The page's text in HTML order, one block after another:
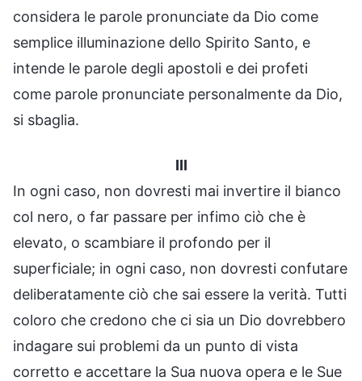
considera le parole pronunciate da Dio come
semplice illuminazione dello Spirito Santo, e
intende le parole degli apostoli e dei profeti
come parole pronunciate personalmente da Dio,
si sbaglia.
III
In ogni caso, non dovresti mai invertire il bianco
col nero, o far passare per infimo ciò che è
elevato, o scambiare il profondo per il
superficiale; in ogni caso, non dovresti confutare
deliberatamente ciò che sai essere la verità. Tutti
coloro che credono che ci sia un Dio dovrebbero
indagare sui problemi da un punto di vista
corretto e accettare la Sua nuova opera e le Sue